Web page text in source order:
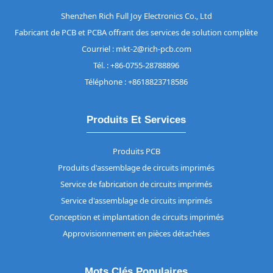
Shenzhen Rich Full Joy Electronics Co., Ltd
Fabricant de PCB et PCBA offrant des services de solution complète
Courriel : mkt-2@rich-pcb.com
Tél. : +86-0755-28788896
Téléphone : +8618823718586
Produits Et Services
Produits PCB
Produits d'assemblage de circuits imprimés
Service de fabrication de circuits imprimés
Service d'assemblage de circuits imprimés
Conception et implantation de circuits imprimés
Approvisionnement en pièces détachées